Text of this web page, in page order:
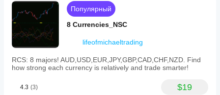
tool
supports
various
markets
and
symbols
Forex
pairs
NZDUSD,
Популярный
8 Currencies_NSC
lifeofmichaeltrading
RCS: 8 majors! AUD,USD,EUR,JPY,GBP,CAD,CHF,NZD. Find
how strong each currency is relatively and trade smarter!
4.3 (3) $19